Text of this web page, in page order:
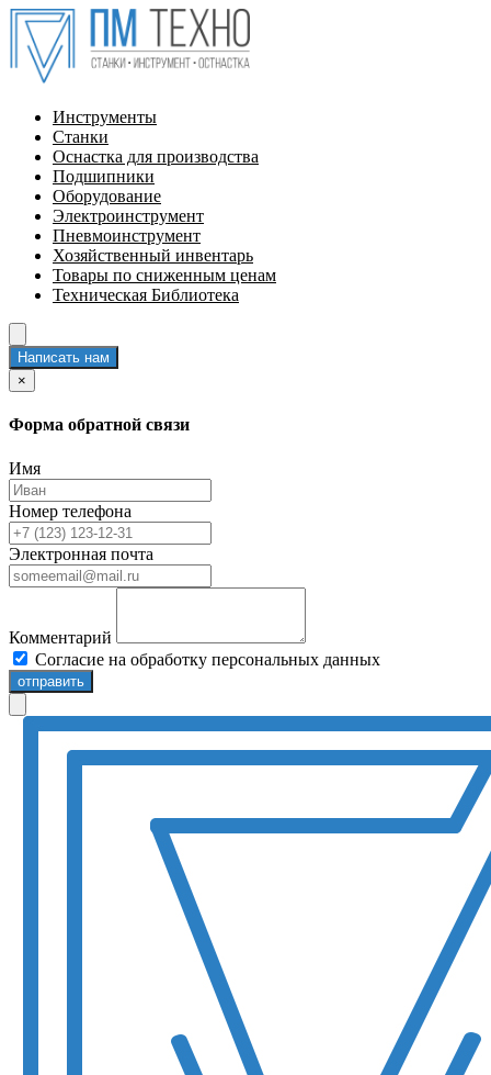
Инструменты
Станки
Оснастка для производства
Подшипники
Оборудование
Электроинструмент
Пневмоинструмент
Хозяйственный инвентарь
Товары по сниженным ценам
Техническая Библиотека
Написать нам
×
Форма обратной связи
Имя
Номер телефона
Электронная почта
Комментарий
Согласие на обработку персональных данных
отправить